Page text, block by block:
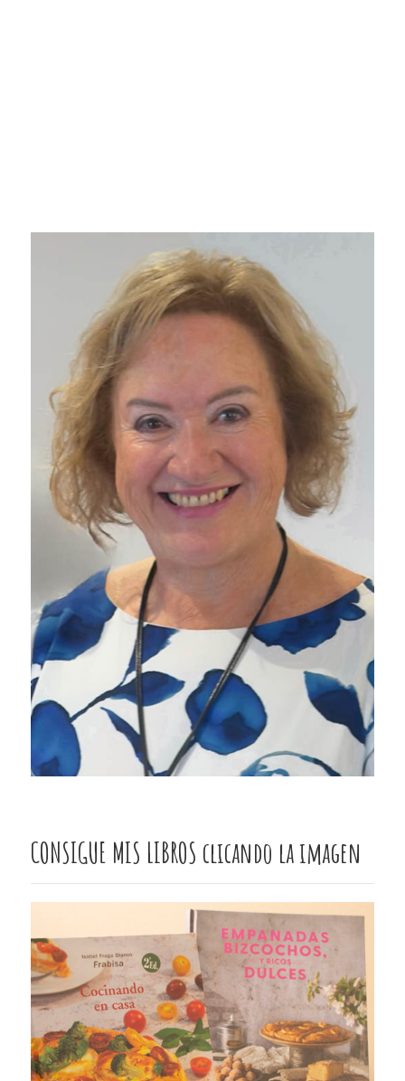
CONSIGUE MIS LIBROS clicando la imagen